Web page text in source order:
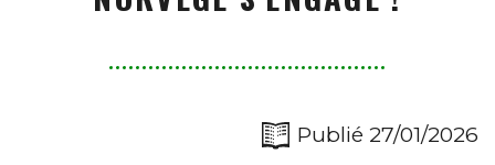
Publié 27/01/2026